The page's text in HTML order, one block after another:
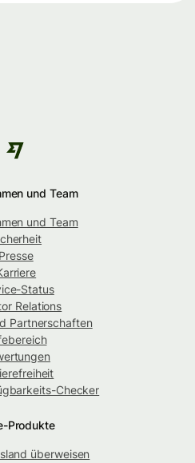
und Team
und Team
Presse
Status
Relations
Partnerschaften
Checker
Produkte
überweisen